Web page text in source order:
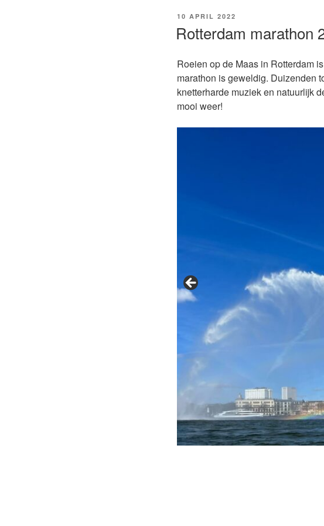
GEPLAATST
10 APRIL 2022
Rotterdam marathon
Roeien op de Maas in Rotterdam
marathon is geweldig. Duizenden
knetterharde muziek en natuurlijk
mooi weer!